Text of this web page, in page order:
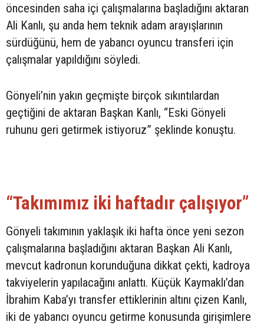
öncesinden saha içi çalışmalarına başladığını aktaran
Ali Kanlı, şu anda hem teknik adam arayışlarının
sürdüğünü, hem de yabancı oyuncu transferi için
çalışmalar yapıldığını söyledi.
Gönyeli’nin yakın geçmişte birçok sıkıntılardan
geçtiğini de aktaran Başkan Kanlı, “Eski Gönyeli
ruhunu geri getirmek istiyoruz” şeklinde konuştu.
“Takımımız iki haftadır çalışıyor”
Gönyeli takımının yaklaşık iki hafta önce yeni sezon
çalışmalarına başladığını aktaran Başkan Ali Kanlı,
mevcut kadronun korunduğuna dikkat çekti, kadroya
takviyelerin yapılacağını anlattı. Küçük Kaymaklı’dan
İbrahim Kaba’yı transfer ettiklerinin altını çizen Kanlı,
iki de yabancı oyuncu getirme konusunda girişimlere